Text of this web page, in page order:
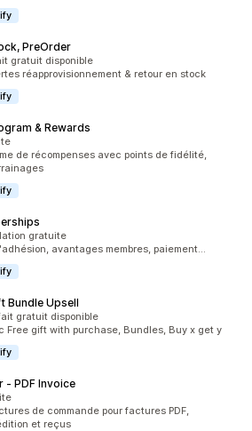
PreOrder
gratuit disponible
réapprovisionnement & retour en stock
& Rewards
de récompenses avec points de fidélité,
gratuite
avantages membres, paiement...
Bundle Upsell
gratuit disponible
Free gift with purchase, Bundles, Buy x get y
‑ PDF Invoice
de commande pour factures PDF,
et reçus